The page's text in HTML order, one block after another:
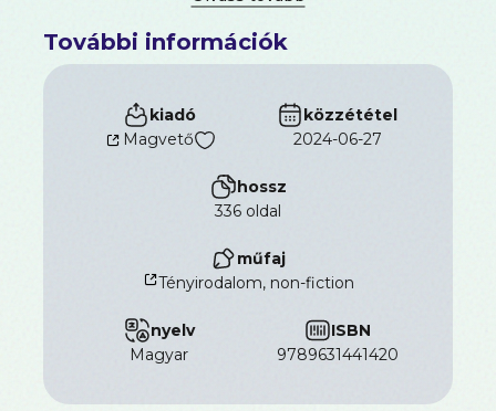
További információk
kiadó
Magvető
közzététel
2024-06-27
hossz
336 oldal
műfaj
Tényirodalom, non-fiction
nyelv
magyar
ISBN
9789631441420